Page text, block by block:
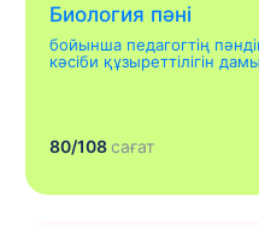
Биология пәні
бойынша педагогтің
кәсіби құзыреттілігін
80/108сағат